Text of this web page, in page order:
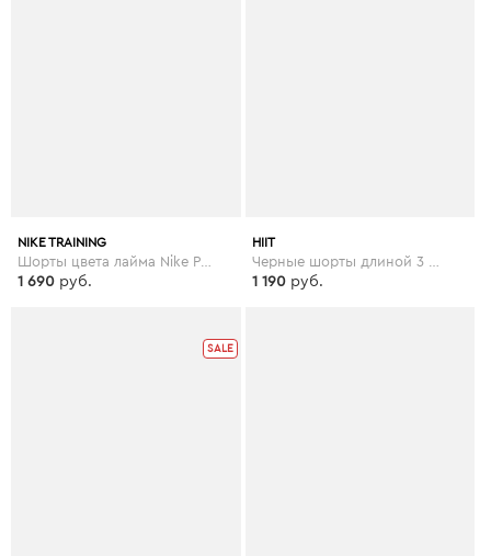
NIKE TRAINING
1 690 руб.
HIIT
1 190 руб.
SALE